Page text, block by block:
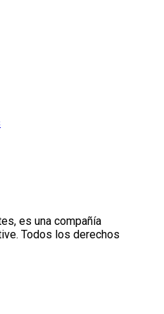
es una compañía
Todos los derechos